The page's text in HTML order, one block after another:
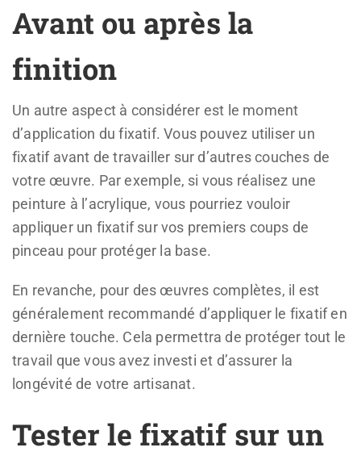
Avant ou après la
finition
Un autre aspect à considérer est le moment
d’application du fixatif. Vous pouvez utiliser un
fixatif avant de travailler sur d’autres couches de
votre œuvre. Par exemple, si vous réalisez une
peinture à l’acrylique, vous pourriez vouloir
appliquer un fixatif sur vos premiers coups de
pinceau pour protéger la base.
En revanche, pour des œuvres complètes, il est
généralement recommandé d’appliquer le fixatif en
dernière touche. Cela permettra de protéger tout le
travail que vous avez investi et d’assurer la
longévité de votre artisanat.
Tester le fixatif sur un